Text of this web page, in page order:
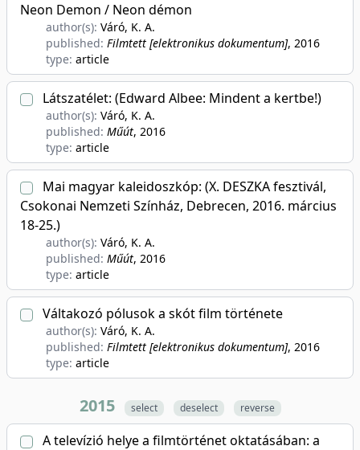
Neon Demon / Neon démon
author(s): Váró, K. A.
published: Filmtett [elektronikus dokumentum], 2016
type: article
Látszatélet: (Edward Albee: Mindent a kertbe!)
author(s): Váró, K. A.
published: Műút, 2016
type: article
Mai magyar kaleidoszkóp: (X. DESZKA fesztivál,
Csokonai Nemzeti Színház, Debrecen, 2016. március
18-25.)
author(s): Váró, K. A.
published: Műút, 2016
type: article
Váltakozó pólusok a skót film története
author(s): Váró, K. A.
published: Filmtett [elektronikus dokumentum], 2016
type: article
2015 select deselect reverse
A televízió helye a filmtörténet oktatásában: a